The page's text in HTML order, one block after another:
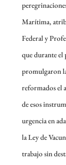
Marítima,
Federal y
que durante el
promulgaron
reformados el
de esos
urgencia en
la Ley de
trabajo sin